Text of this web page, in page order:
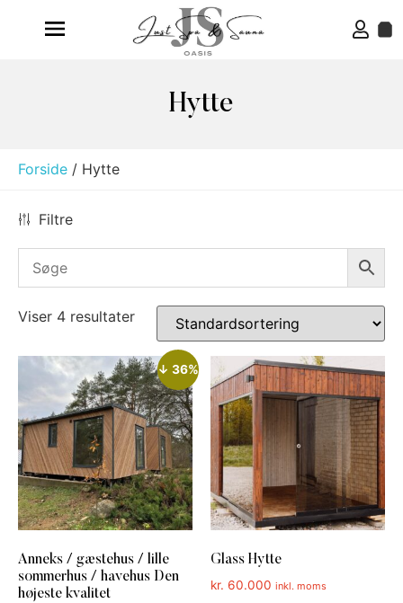
Hytte
Forside / Hytte
Filtre
Viser 4 resultater
↓ 36%
Anneks / gæstehus / lille
sommerhus / havehus Den
højeste kvalitet
Glass Hytte
kr. 60.000 inkl. moms